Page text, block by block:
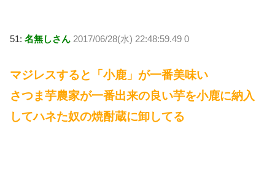
51: 名無しさん 2017/06/28(水) 22:48:59.49 0
マジレスすると「小鹿」が一番美味い
さつま芋農家が一番出来の良い芋を小鹿に納入
してハネた奴の焼酎蔵に卸してる